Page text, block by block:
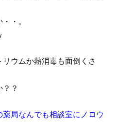
・。
ウムか熱消毒も面倒くさ
？
局なんでも相談室にノロウ